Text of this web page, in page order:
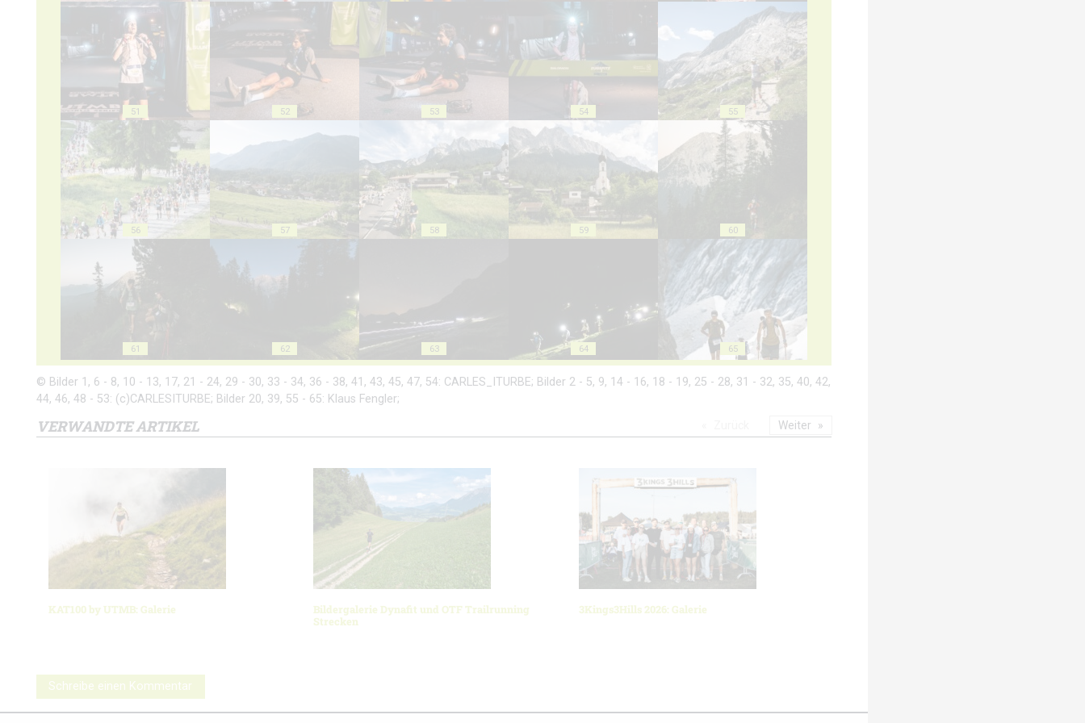
51 52 53 54 55
56 57 58 59 60
61 62 63 64 65
© Bilder 1, 6 - 8, 10 - 13, 17, 21 - 24, 29 - 30, 33 - 34, 36 - 38, 41, 43, 45, 47, 54: CARLES_ITURBE; Bilder 2 - 5, 9, 14 - 16, 18 - 19, 25 - 28, 31 - 32, 35, 40, 42,
44, 46, 48 - 53: (c)CARLESITURBE; Bilder 20, 39, 55 - 65: Klaus Fengler;
VERWANDTE ARTIKEL
KAT100 by UTMB: Galerie
Bildergalerie Dynafit und OTF Trailrunning
Strecken
3Kings3Hills 2026: Galerie
Weiter
Schreibe einen Kommentar